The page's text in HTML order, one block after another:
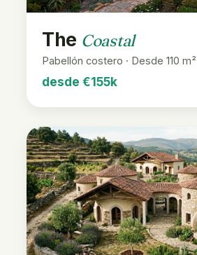
The Coastal
Pabellón costero · Desde 110 m²
desde €155k